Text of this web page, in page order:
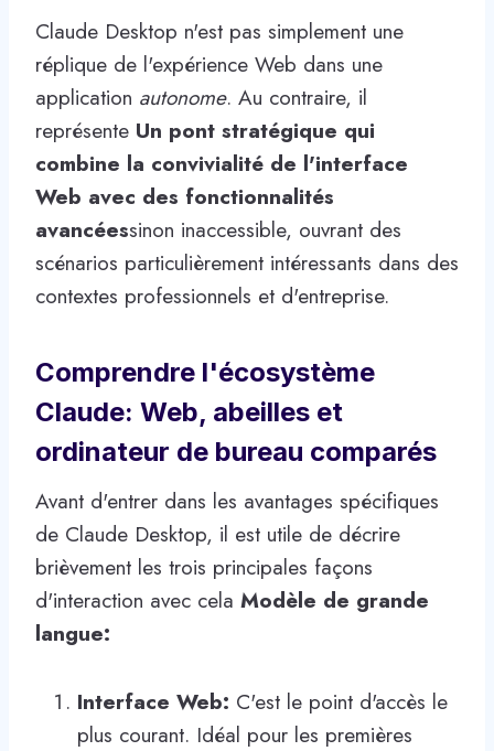
Claude Desktop n'est pas simplement une
réplique de l'expérience Web dans une
application autonome. Au contraire, il
représente Un pont stratégique qui
combine la convivialité de l'interface
Web avec des fonctionnalités
avancéessinon inaccessible, ouvrant des
scénarios particulièrement intéressants dans des
contextes professionnels et d'entreprise.
Comprendre l'écosystème
Claude: Web, abeilles et
ordinateur de bureau comparés
Avant d'entrer dans les avantages spécifiques
de Claude Desktop, il est utile de décrire
brièvement les trois principales façons
d'interaction avec cela Modèle de grande
langue:
Interface Web: C'est le point d'accès le
plus courant. Idéal pour les premières